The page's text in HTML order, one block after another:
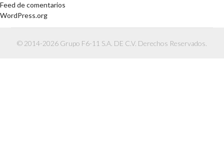
Feed de comentarios
WordPress.org
© 2014-2026 Grupo F6-11 S.A. DE C.V. Derechos Reservados.